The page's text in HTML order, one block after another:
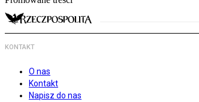
KONTAKT
O nas
Kontakt
Napisz do nas